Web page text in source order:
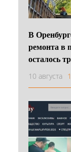
В
ремонта в
осталось
10 августа